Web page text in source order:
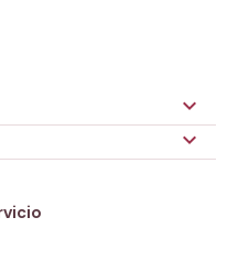

